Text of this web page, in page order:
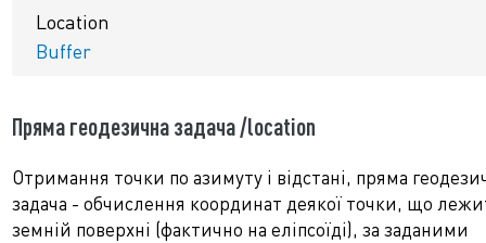
Location
Buffer
Пряма геодезична задача /location
Отримання точки по азимуту і відстані, пряма
задача - обчислення координат деякої точки, що
земній поверхні (фактично на еліпсоїді), за заданими